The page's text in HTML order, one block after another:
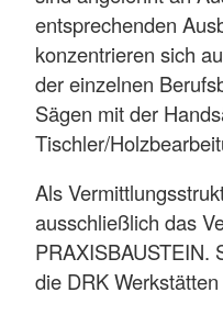
entsprechenden
konzentrieren sich
der einzelnen
Sägen mit der
Tischler/
Als
ausschließlich das
PRAXISBAUSTEIN.
die DRK